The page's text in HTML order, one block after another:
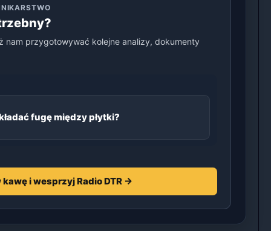
nam przygotowywać kolejne analizy, dokumenty
fugę między płytki?
kawę i wesprzyj Radio DTR →